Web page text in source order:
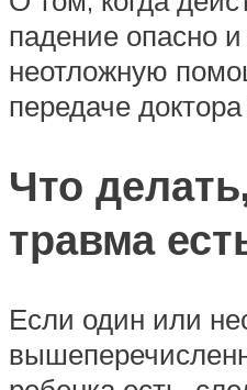
падение опасно и
неотложную
передаче
Что
травма
Если один или